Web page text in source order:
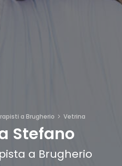
a Brugherio Vetrina
Stefano
a Brugherio